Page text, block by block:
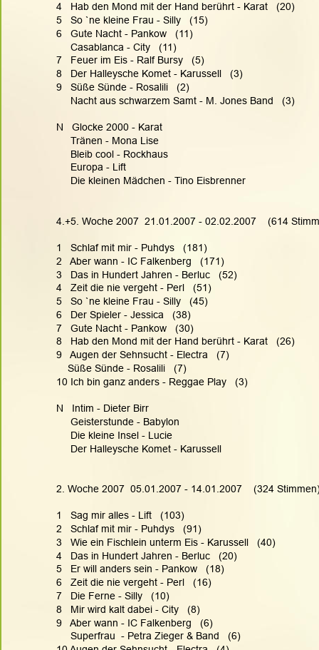
4   Hab den Mond mit der Hand berührt - Karat   (20)
5   So `ne kleine Frau - Silly   (15)
6   Gute Nacht - Pankow   (11)
     Casablanca - City   (11)
7   Feuer im Eis - Ralf Bursy   (5)
8   Der Halleysche Komet - Karussell   (3)
9   Süße Sünde - Rosalili   (2)
     Nacht aus schwarzem Samt - M. Jones Band   (3)
N   Glocke 2000 - Karat
     Tränen - Mona Lise
     Bleib cool - Rockhaus
     Europa - Lift
     Die kleinen Mädchen - Tino Eisbrenner
4.+5. Woche 2007  21.01.2007 - 02.02.2007    (614
1   Schlaf mit mir - Puhdys   (181)
2   Aber wann - IC Falkenberg   (171)
3   Das in Hundert Jahren - Berluc   (52)
4   Zeit die nie vergeht - Perl   (51)
5   So `ne kleine Frau - Silly   (45)
6   Der Spieler - Jessica   (38)
7   Gute Nacht - Pankow   (30)
8   Hab den Mond mit der Hand berührt - Karat   (26)
9   Augen der Sehnsucht - Electra   (7)
    Süße Sünde - Rosalili   (7)
10 Ich bin ganz anders - Reggae Play   (3)
N   Intim - Dieter Birr
     Geisterstunde - Babylon
     Die kleine Insel - Lucie
     Der Halleysche Komet - Karussell
2. Woche 2007  05.01.2007 - 14.01.2007    (324
1   Sag mir alles - Lift   (103)
2   Schlaf mit mir - Puhdys   (91)
3   Wie ein Fischlein unterm Eis - Karussell   (40)
4   Das in Hundert Jahren - Berluc   (20)
5   Er will anders sein - Pankow   (18)
6   Zeit die nie vergeht - Perl   (16)
7   Die Ferne - Silly   (10)
8   Mir wird kalt dabei - City   (8)
9   Aber wann - IC Falkenberg   (6)
     Superfrau  - Petra Zieger & Band   (6)